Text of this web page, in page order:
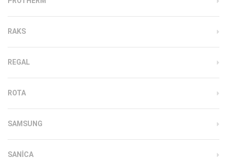
RAKS
REGAL
ROTA
SAMSUNG
SANICA